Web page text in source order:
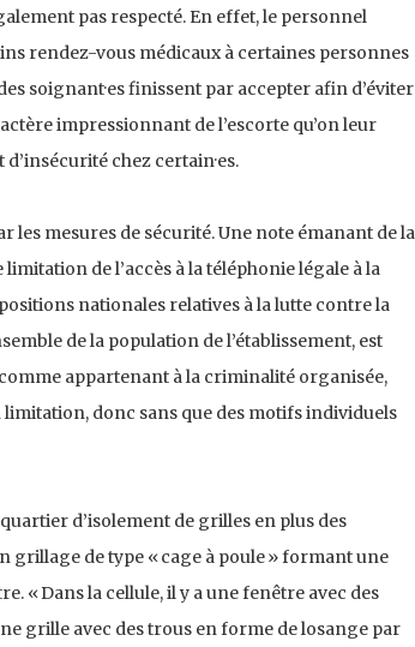
pas respecté. En effet, le personnel
rendez-vous médicaux à certaines personnes
soignant·es finissent par accepter afin d’éviter
impressionnant de l’escorte qu’on leur
chez certain·es.
les mesures de sécurité. Une note émanant de la
de l’accès à la téléphonie légale à la
nationales relatives à la lutte contre la
de la population de l’établissement, est
appartenant à la criminalité organisée,
limitation, donc sans que des motifs individuels
d’isolement de grilles en plus des
grillage de type « cage à poule » formant une
« Dans la cellule, il y a une fenêtre avec des
grille avec des trous en forme de losange par